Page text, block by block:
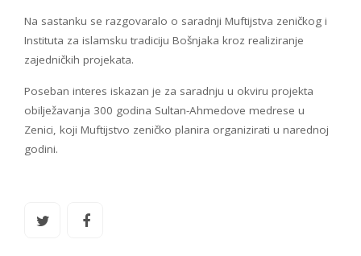
Na sastanku se razgovaralo o saradnji Muftijstva zeničkog i
Instituta za islamsku tradiciju Bošnjaka kroz realiziranje
zajedničkih projekata.
Poseban interes iskazan je za saradnju u okviru projekta
obilježavanja 300 godina Sultan-Ahmedove medrese u
Zenici, koji Muftijstvo zeničko planira organizirati u narednoj
godini.